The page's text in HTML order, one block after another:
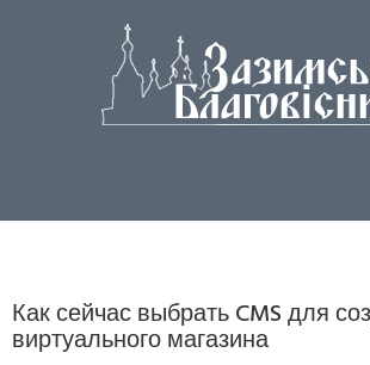
Как сейчас выбрать CMS для
виртуального магазина